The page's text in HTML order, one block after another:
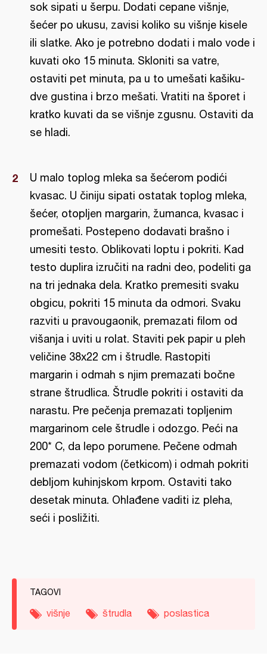
sok sipati u šerpu. Dodati cepane višnje,
šećer po ukusu, zavisi koliko su višnje kisele
ili slatke. Ako je potrebno dodati i malo vode i
kuvati oko 15 minuta. Skloniti sa vatre,
ostaviti pet minuta, pa u to umešati kašiku-
dve gustina i brzo mešati. Vratiti na šporet i
kratko kuvati da se višnje zgusnu. Ostaviti da
se hladi.
U malo toplog mleka sa šećerom podići
kvasac. U činiju sipati ostatak toplog mleka,
šećer, otopljen margarin, žumanca, kvasac i
promešati. Postepeno dodavati brašno i
umesiti testo. Oblikovati loptu i pokriti. Kad
testo duplira izručiti na radni deo, podeliti ga
na tri jednaka dela. Kratko premesiti svaku
obgicu, pokriti 15 minuta da odmori. Svaku
razviti u pravougaonik, premazati filom od
višanja i uviti u rolat. Staviti pek papir u pleh
veličine 38x22 cm i štrudle. Rastopiti
margarin i odmah s njim premazati bočne
strane štrudlica. Štrudle pokriti i ostaviti da
narastu. Pre pečenja premazati topljenim
margarinom cele štrudle i odozgo. Peći na
200* C, da lepo porumene. Pečene odmah
premazati vodom (četkicom) i odmah pokriti
debljom kuhinjskom krpom. Ostaviti tako
desetak minuta. Ohlađene vaditi iz pleha,
seći i posližiti.
TAGOVI
višnje štrudla poslastica